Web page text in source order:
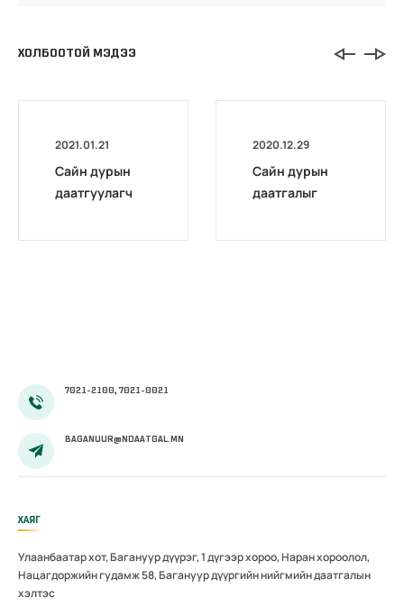
ХОЛБООТОЙ МЭДЭЭ
2021.01.21
Сайн дурын
даатгуулагч
2020.12.29
Сайн дурын
даатгалыг
7021-2100, 7021-0021
BAGANUUR@NDAATGAL.MN
ХАЯГ
Улаанбаатар хот, Багануур дүүрэг, 1 дүгээр хороо, Наран хороолол,
Нацагдоржийн гудамж 58, Багануур дүүргийн нийгмийн даатгалын
хэлтэс